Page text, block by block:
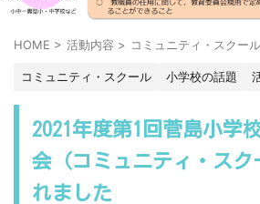
HOME > 活動内容 > コミュニティ・スクール
コミュニティ・スクール 小学校の話題
2021年度第1回菅島小学
会（コミュニティ・スク
れました